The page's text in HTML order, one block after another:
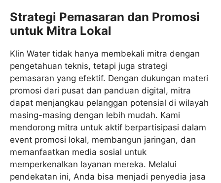
Strategi Pemasaran dan Promosi
untuk Mitra Lokal
Klin Water tidak hanya membekali mitra dengan
pengetahuan teknis, tetapi juga strategi
pemasaran yang efektif. Dengan dukungan materi
promosi dari pusat dan panduan digital, mitra
dapat menjangkau pelanggan potensial di wilayah
masing-masing dengan lebih mudah. Kami
mendorong mitra untuk aktif berpartisipasi dalam
event promosi lokal, membangun jaringan, dan
memanfaatkan media sosial untuk
memperkenalkan layanan mereka. Melalui
pendekatan ini, Anda bisa menjadi penyedia jasa